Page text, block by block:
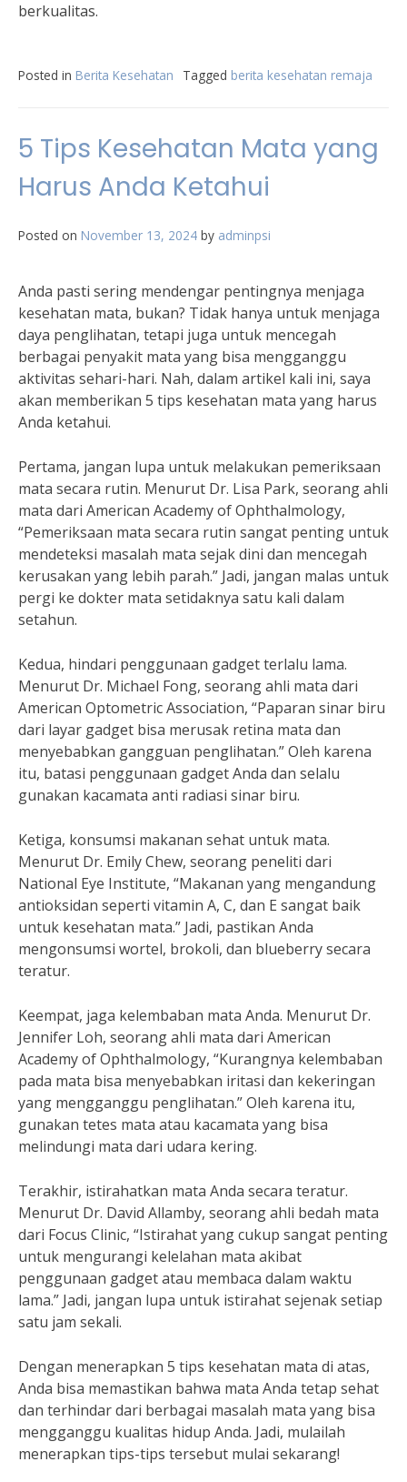
berkualitas.
Posted in Berita Kesehatan Tagged berita kesehatan remaja
5 Tips Kesehatan Mata yang
Harus Anda Ketahui
Posted on November 13, 2024 by adminpsi
Anda pasti sering mendengar pentingnya menjaga
kesehatan mata, bukan? Tidak hanya untuk menjaga
daya penglihatan, tetapi juga untuk mencegah
berbagai penyakit mata yang bisa mengganggu
aktivitas sehari-hari. Nah, dalam artikel kali ini, saya
akan memberikan 5 tips kesehatan mata yang harus
Anda ketahui.
Pertama, jangan lupa untuk melakukan pemeriksaan
mata secara rutin. Menurut Dr. Lisa Park, seorang ahli
mata dari American Academy of Ophthalmology,
“Pemeriksaan mata secara rutin sangat penting untuk
mendeteksi masalah mata sejak dini dan mencegah
kerusakan yang lebih parah.” Jadi, jangan malas untuk
pergi ke dokter mata setidaknya satu kali dalam
setahun.
Kedua, hindari penggunaan gadget terlalu lama.
Menurut Dr. Michael Fong, seorang ahli mata dari
American Optometric Association, “Paparan sinar biru
dari layar gadget bisa merusak retina mata dan
menyebabkan gangguan penglihatan.” Oleh karena
itu, batasi penggunaan gadget Anda dan selalu
gunakan kacamata anti radiasi sinar biru.
Ketiga, konsumsi makanan sehat untuk mata.
Menurut Dr. Emily Chew, seorang peneliti dari
National Eye Institute, “Makanan yang mengandung
antioksidan seperti vitamin A, C, dan E sangat baik
untuk kesehatan mata.” Jadi, pastikan Anda
mengonsumsi wortel, brokoli, dan blueberry secara
teratur.
Keempat, jaga kelembaban mata Anda. Menurut Dr.
Jennifer Loh, seorang ahli mata dari American
Academy of Ophthalmology, “Kurangnya kelembaban
pada mata bisa menyebabkan iritasi dan kekeringan
yang mengganggu penglihatan.” Oleh karena itu,
gunakan tetes mata atau kacamata yang bisa
melindungi mata dari udara kering.
Terakhir, istirahatkan mata Anda secara teratur.
Menurut Dr. David Allamby, seorang ahli bedah mata
dari Focus Clinic, “Istirahat yang cukup sangat penting
untuk mengurangi kelelahan mata akibat
penggunaan gadget atau membaca dalam waktu
lama.” Jadi, jangan lupa untuk istirahat sejenak setiap
satu jam sekali.
Dengan menerapkan 5 tips kesehatan mata di atas,
Anda bisa memastikan bahwa mata Anda tetap sehat
dan terhindar dari berbagai masalah mata yang bisa
mengganggu kualitas hidup Anda. Jadi, mulailah
menerapkan tips-tips tersebut mulai sekarang!